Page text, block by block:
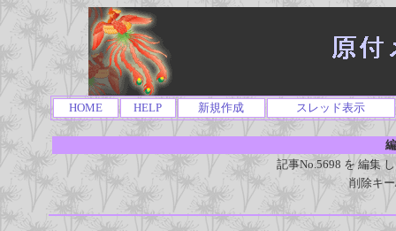
HOME HELP 新規作成 スレッド表示
記事No.5698 を 編集
削除キ